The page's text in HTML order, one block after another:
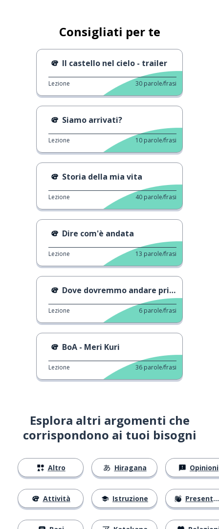
Consigliati per te
Il castello nel cielo - trailer
Lezione 30 parole/frasi
Siamo arrivati?
Lezione 10 parole/frasi
Storia della mia vita
Lezione 40 parole/frasi
Dire com'è andata
Lezione 13 parole/frasi
Dove dovremmo andare prima?
Lezione 6 parole/frasi
BoA - Meri Kuri
Lezione 36 parole/frasi
Esplora altri argomenti che
corrispondono ai tuoi bisogni
Altro
Attività
Hiragana
Istruzione
Opinioni
Presentarsi